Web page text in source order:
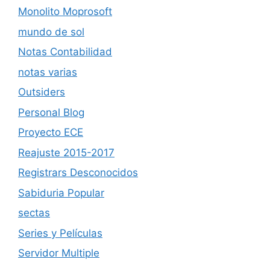
Monolito Moprosoft
mundo de sol
Notas Contabilidad
notas varias
Outsiders
Personal Blog
Proyecto ECE
Reajuste 2015-2017
Registrars Desconocidos
Sabiduria Popular
sectas
Series y Películas
Servidor Multiple